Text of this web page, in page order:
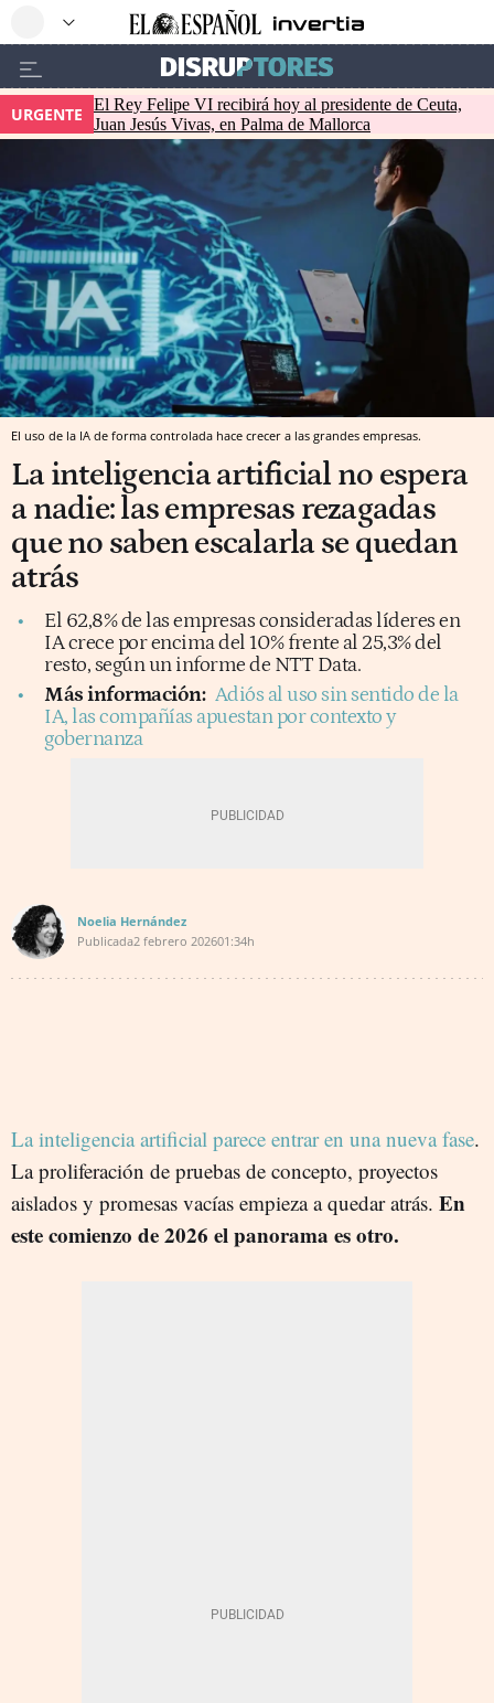
URGENTE
El Rey Felipe VI recibirá hoy al presidente de Ceuta,
Juan Jesús Vivas, en Palma de Mallorca
El uso de la IA de forma controlada hace crecer a las grandes empresas.
La inteligencia artificial no espera
a nadie: las empresas rezagadas
que no saben escalarla se quedan
atrás
El 62,8% de las empresas consideradas líderes en
IA crece por encima del 10% frente al 25,3% del
resto, según un informe de NTT Data.
Más información: Adiós al uso sin sentido de la
IA, las compañías apuestan por contexto y
gobernanza
Noelia Hernández
Publicada2 febrero 202601:34h
La inteligencia artificial parece entrar en una nueva fase.
La proliferación de pruebas de concepto, proyectos
aislados y promesas vacías empieza a quedar atrás. En
este comienzo de 2026 el panorama es otro.